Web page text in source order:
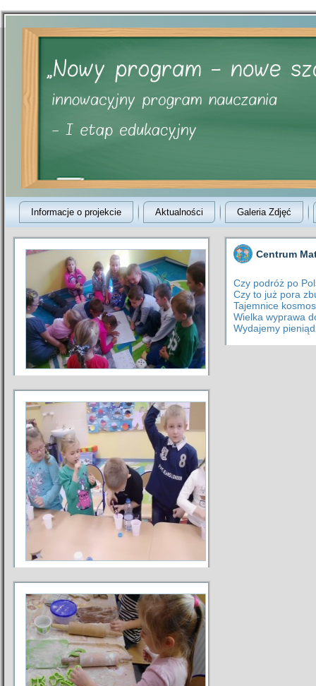
Informacje o projekcie Aktualności Galeria Zdjęć
Centrum
Czy podróż po
Czy to już pora
Tajemnice
Wielka wyprawa
Wydajemy